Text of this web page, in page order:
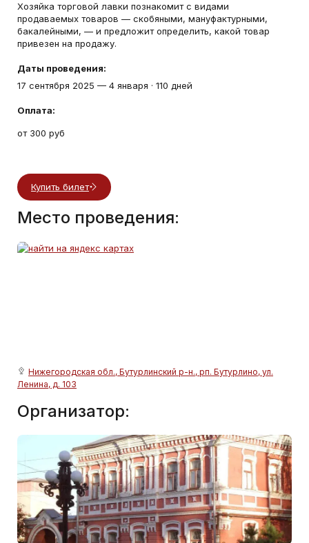
Хозяйка торговой лавки познакомит с видами
продаваемых товаров — скобяными, мануфактурными,
бакалейными, — и предложит определить, какой товар
привезен на продажу.
Даты проведения:
17 сентября 2025 — 4 января · 110 дней
Оплата:
от 300 руб
Купить билет
Место проведения:
Нижегородская обл., Бутурлинский р-н., рп. Бутурлино, ул.
Ленина, д. 103
Организатор: